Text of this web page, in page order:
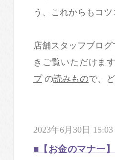
う、これからもコ
店舗スタッフブロ
きご覧いただけま
プの読みもので、
2023年6月30日 15:03
■【お金のマナー